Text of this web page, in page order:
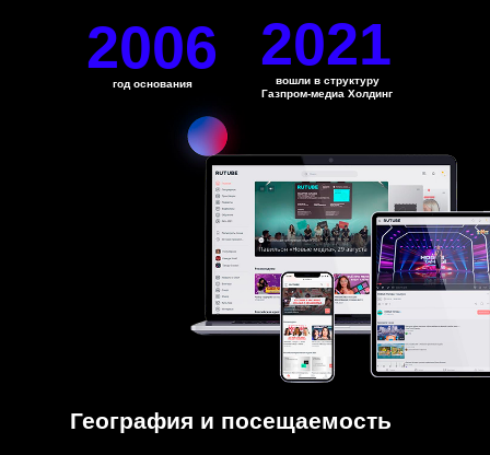
2006 2021
вошли в структуру
Газпром-медиа Холдинг
год основания
География и посещаемость